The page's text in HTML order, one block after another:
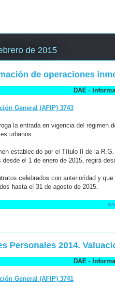
de 2015
de operaciones
DAE -
General (AFIP) 3743
la entrada en vigencia del régimen
urbanos.
establecido por el Título II de la
desde el 1 de enero de 2015, regirá
celebrados con anterioridad y
hasta el 31 de agosto de 2015.
Personales 2014.
DAE -
General (AFIP) 3741